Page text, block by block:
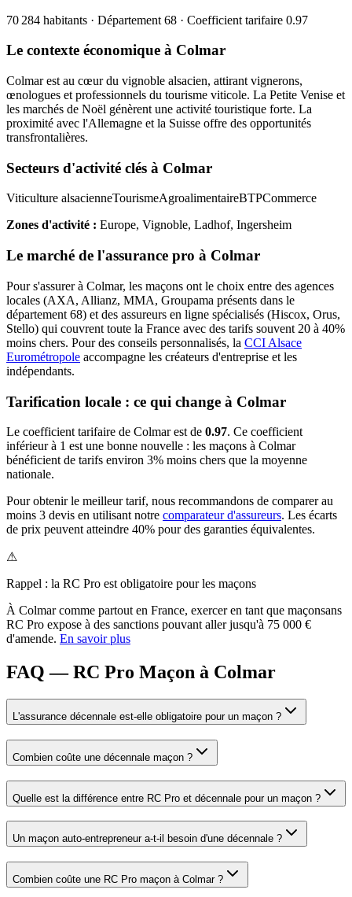
70 284 habitants · Département 68 · Coefficient tarifaire 0.97
Le contexte économique à Colmar
Colmar est au cœur du vignoble alsacien, attirant vignerons,
œnologues et professionnels du tourisme viticole. La Petite Venise et
les marchés de Noël génèrent une activité touristique forte. La
proximité avec l'Allemagne et la Suisse offre des opportunités
transfrontalières.
Secteurs d'activité clés à Colmar
Viticulture alsacienneTourismeAgroalimentaireBTPCommerce
Zones d'activité : Europe, Vignoble, Ladhof, Ingersheim
Le marché de l'assurance pro à Colmar
Pour s'assurer à Colmar, les maçons ont le choix entre des agences
locales (AXA, Allianz, MMA, Groupama présents dans le
département 68) et des assureurs en ligne spécialisés (Hiscox, Orus,
Stello) qui couvrent toute la France avec des tarifs souvent 20 à 40%
moins chers. Pour des conseils personnalisés, la CCI Alsace
Eurométropole accompagne les créateurs d'entreprise et les
indépendants.
Tarification locale : ce qui change à Colmar
Le coefficient tarifaire de Colmarest de 0.97. Ce coefficient
inférieur à 1 est une bonne nouvelle : les maçons à Colmar
bénéficient de tarifs environ 3% moins chers que la moyenne
nationale.
Pour obtenir le meilleur tarif, nous recommandons de comparer au
moins 3 devis en utilisant notre comparateur d'assureurs. Les écarts
de prix peuvent atteindre 40% pour des garanties équivalentes.
⚠
Rappel : la RC Pro est obligatoire pour les maçons
À Colmarcomme partout en France, exercer en tant que maçonsans
RC Pro expose à des sanctions pouvant aller jusqu'à 75 000 €
d'amende. En savoir plus
FAQ — RC Pro Maçon à Colmar
L'assurance décennale est-elle obligatoire pour un maçon ?
Combien coûte une décennale maçon ?
Quelle est la différence entre RC Pro et décennale pour un maçon ?
Un maçon auto-entrepreneur a-t-il besoin d'une décennale ?
Combien coûte une RC Pro maçon à Colmar ?